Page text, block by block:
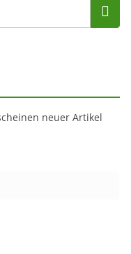
neuer Artikel